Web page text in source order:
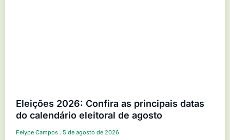
Eleições 2026: Confira as principais datas
do calendário eleitoral de agosto
Felype Campos 5 de agosto de 2026